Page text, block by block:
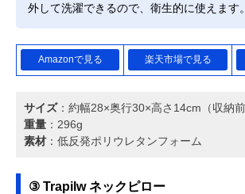
外して洗濯できるので、衛生的に使えます。
Amazonで見る 楽天市場で見る
サイズ：約幅28×奥行30×高さ14cm（収納前
重量 ：296g
素材 ：低反発ポリウレタンフォーム
③ Trapilw ネックピロー